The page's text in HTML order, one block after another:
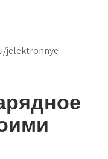
jelektronnye-